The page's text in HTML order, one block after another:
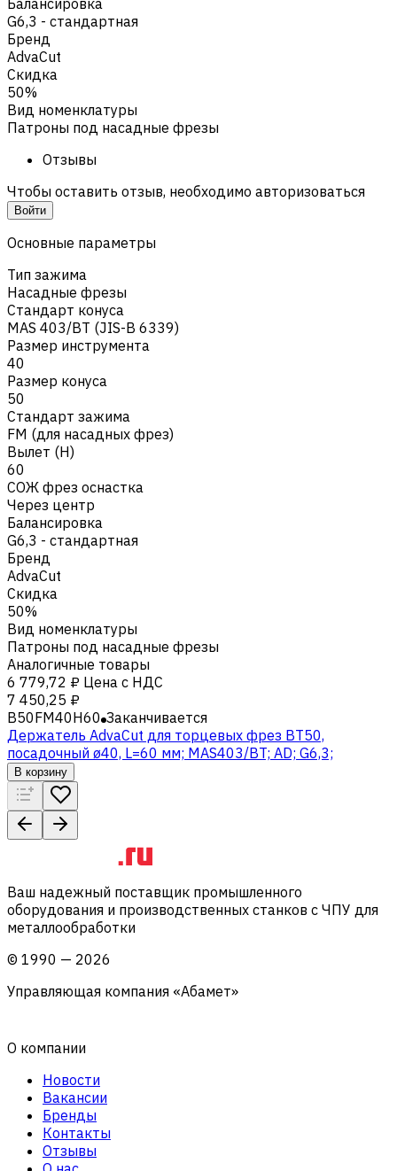
G6,3 - стандартная
Бренд
AdvaCut
Скидка
50%
Вид номенклатуры
Патроны под насадные фрезы
Отзывы
Чтобы оставить отзыв, необходимо авторизоваться
Войти
Основные параметры
Тип зажима
Насадные фрезы
Стандарт конуса
MAS 403/BT (JIS-B 6339)
Размер инструмента
40
Размер конуса
50
Стандарт зажима
FM (для насадных фрез)
Вылет (H)
60
СОЖ фрез оснастка
Через центр
Балансировка
G6,3 - стандартная
Бренд
AdvaCut
Скидка
50%
Вид номенклатуры
Патроны под насадные фрезы
Аналогичные товары
6 779,72 ₽ Цена с НДС
7 450,25 ₽
B50FM40H60 Заканчивается
Держатель AdvaCut для торцевых фрез BT50,
посадочный ø40, L=60 мм; MAS403/BT; AD; G6,3;
В корзину
Ваш надежный поставщик промышленного
оборудования и производственных станков с ЧПУ для
металлообработки
© 1990 — 2026
Управляющая компания «Абамет»
О компании
Новости
Вакансии
Бренды
Контакты
Отзывы